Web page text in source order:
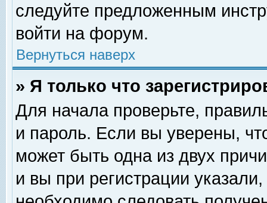
следуйте предложенным
войти на форум.
Вернуться наверх
» Я только что
Для начала проверьте,
и пароль. Если вы уверены,
может быть одна из двух
и вы при регистрации